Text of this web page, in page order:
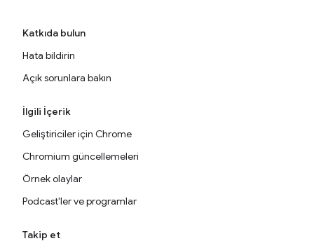
Katkıda bulun
Hata bildirin
Açık sorunlara bakın
İlgili İçerik
Geliştiriciler için Chrome
Chromium güncellemeleri
Örnek olaylar
Podcast'ler ve programlar
Takip et